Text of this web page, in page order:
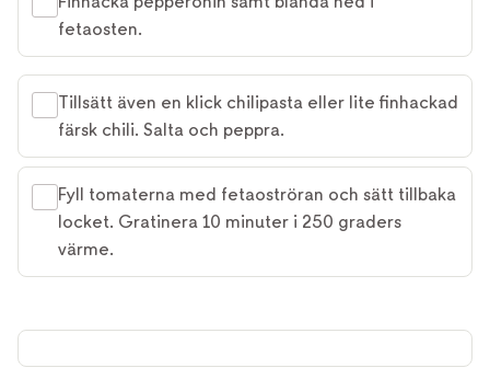
fetaosten.
Tillsätt även en klick chilipasta eller lite finhackad
färsk chili. Salta och peppra.
Fyll tomaterna med fetaoströran och sätt tillbaka
locket. Gratinera 10 minuter i 250 graders
värme.